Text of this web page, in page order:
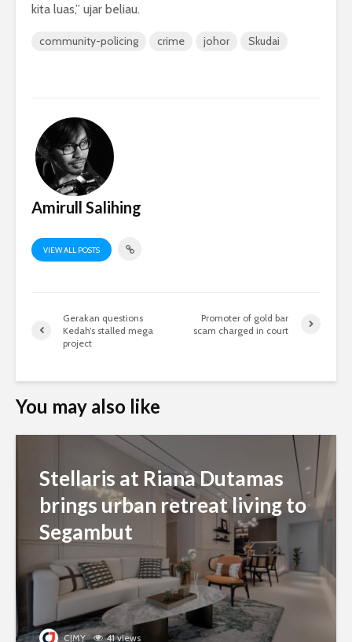
kita luas,” ujar beliau.
community-policing crime johor Skudai
Amirull Salihing
VIEW ALL POSTS
Gerakan questions
Kedah’s stalled mega
project
Promoter of gold bar
scam charged in court
You may also like
Stellaris at Riana Dutamas
brings urban retreat living to
Segambut
CJMY 41 views